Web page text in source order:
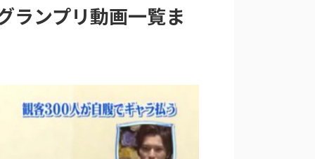
ランプリ動画一覧ま